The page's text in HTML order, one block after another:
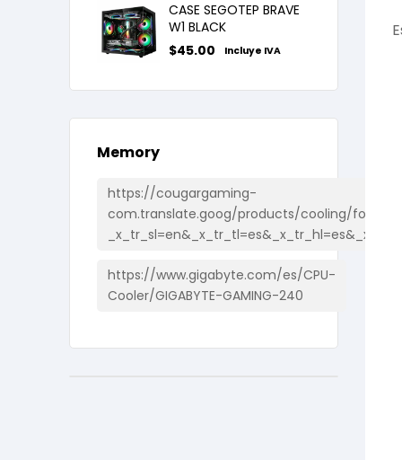
CASE SEGOTEP BRAVE
W1 BLACK
$45.00 Incluye IVA
Memory
https://cougargaming-
com.translate.goog/products/cooling/
https://www.gigabyte.com/es/CPU-
Cooler/GIGABYTE-GAMING-240